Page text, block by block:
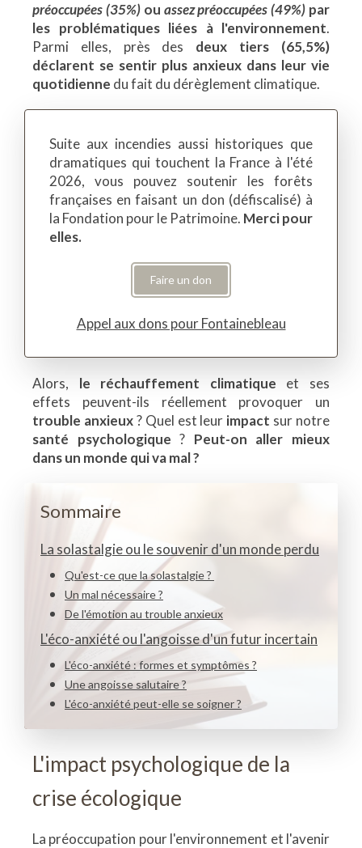
préoccupées(35%) ou assez préoccupées (49%) par
les problématiques liées à l'environnement.
Parmi elles, près des deux tiers (65,5%)
déclarent se sentir plus anxieux dans leur vie
quotidienne du fait du dérèglement climatique.
Suite aux incendies aussi historiques que
dramatiques qui touchent la France à l'été
2026, vous pouvez soutenir les forêts
françaises en faisant un don (défiscalisé) à
la Fondation pour le Patrimoine. Merci pour
elles.
Faire un don
Appel aux dons pour Fontainebleau
Alors, le réchauffement climatique et ses
effets peuvent-ils réellement provoquer un
trouble anxieux? Quel est leur impact sur notre
santé psychologique ? Peut-on aller mieux
dans un monde qui va mal ?
Sommaire
La solastalgie ou le souvenir d'un monde perdu
Qu'est-ce que la solastalgie ?
Un mal nécessaire ?
De l'émotion au trouble anxieux
L'éco-anxiété ou l'angoisse d'un futur incertain
L'éco-anxiété : formes et symptômes ?
Une angoisse salutaire ?
L'éco-anxiété peut-elle se soigner ?
L'impact psychologique de la
crise écologique
La préoccupation pour l'environnement et l'avenir